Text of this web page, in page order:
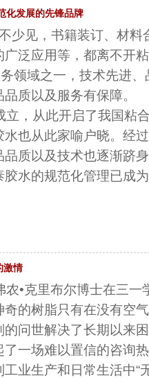
化发展的先锋品牌
少见，书籍装订、材料
泛应用等，都离不开
领域之一，技术先进
质以及服务有保障。
，从此开启了我国粘
也从此家喻户晓。经
质以及技术也逐渐跻
水的规范化管理已成
激情
•克里布尔博士在三一
的树脂只有在没有空
问世解决了长期以来
一场难以置信的咨询
业生产和日常生活中“